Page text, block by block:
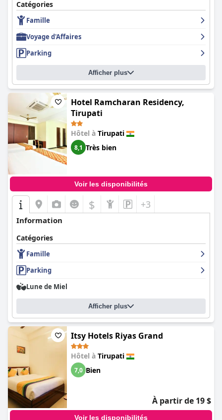
Catégories
Famille
Voyage d'Affaires
Parking
Afficher plus
Hotel Ramcharan Residency,
Tirupati
Hôtel à Tirupati
8,1 Très bien
Voir les disponibilités
$ +3
Information
Catégories
Famille
Parking
Lune de Miel
Afficher plus
Itsy Hotels Riyas Grand
Hôtel à Tirupati
7,0 Bien
À partir de 19 $
Voir les disponibilités